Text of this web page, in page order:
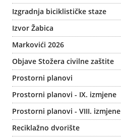
Izgradnja biciklističke staze
Izvor Žabica
Markovići 2026
Objave Stožera civilne zaštite
Prostorni planovi
Prostorni planovi - IX. izmjene
Prostorni planovi - VIII. izmjene
Reciklažno dvorište